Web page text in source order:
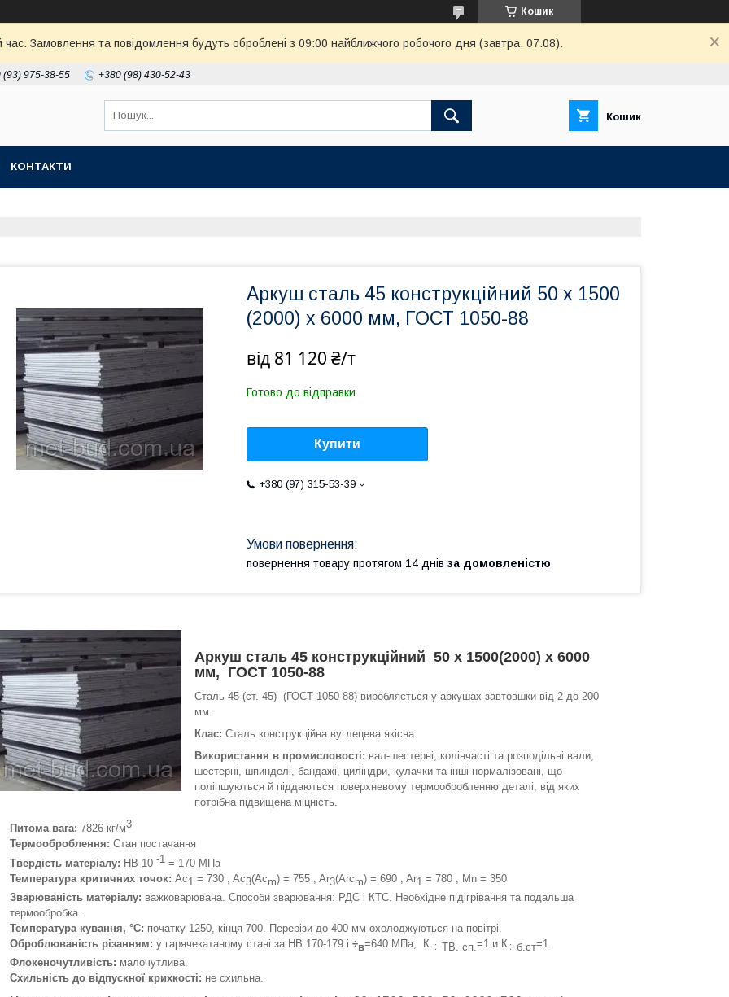
Кошик
час. Замовлення та повідомлення будуть оброблені з 09:00 найближчого робочого дня (завтра, 07.08).
(93) 975-38-55 +380 (98) 430-52-43
Кошик
КОНТАКТИ
Аркуш сталь 45 конструкційний 50 х 1500
(2000) х 6000 мм, ГОСТ 1050-88
від 81 120 ₴/т
Готово до відправки
Купити
+380 (97) 315-53-39
повернення товару протягом 14 днів за домовленістю
Аркуш сталь 45 конструкційний 50 х 1500(2000) х 6000
мм, ГОСТ 1050-88
Сталь 45 (ст. 45) (ГОСТ 1050-88) виробляється у аркушах завтовшки від 2 до 200
мм.
Клас: Сталь конструкційна вуглецева якісна
Використання в промисловості: вал-шестерні, колінчасті та розподільні вали,
шестерні, шпинделі, бандажі, циліндри, кулачки та інші нормалізовані, що
поліпшуються й піддаються поверхневому термообробленню деталі, від яких
потрібна підвищена міцність.
Питома вага: 7826 кг/м3
Термооброблення: Стан постачання
Твердість матеріалу: HB 10 -1 = 170 МПа
Температура критичних точок: Ac1 = 730 , Ac3(Acm) = 755 , Ar3(Arcm) = 690 , Ar1 = 780 , Mn = 350
Зварюваність матеріалу: важковарювана. Способи зварювання: РДС і КТС. Необхідне підігрівання та подальша
термообробка.
Температура кування, °С: початку 1250, кінця 700. Перерізи до 400 мм охолоджуються на повітрі.
Оброблюваність різанням: у гарячекатаному стані за HB 170-179 і ÷в=640 МПа, К ÷ ТВ. сп. =1 и К÷ б.ст=1
Флокеночутливість: малочутлива.
Схильність до відпускної крихкості: не схильна.